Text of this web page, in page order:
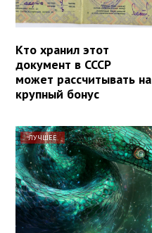
Кто хранил этот
документ в СССР
может рассчитывать на
крупный бонус
ЛУЧШЕЕ